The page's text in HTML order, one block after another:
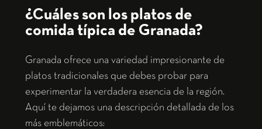
¿Cuáles son los platos de
comida típica de Granada?
Granada ofrece una variedad impresionante de
platos tradicionales que debes probar para
experimentar la verdadera esencia de la región.
Aquí te dejamos una descripción detallada de los
más emblemáticos: